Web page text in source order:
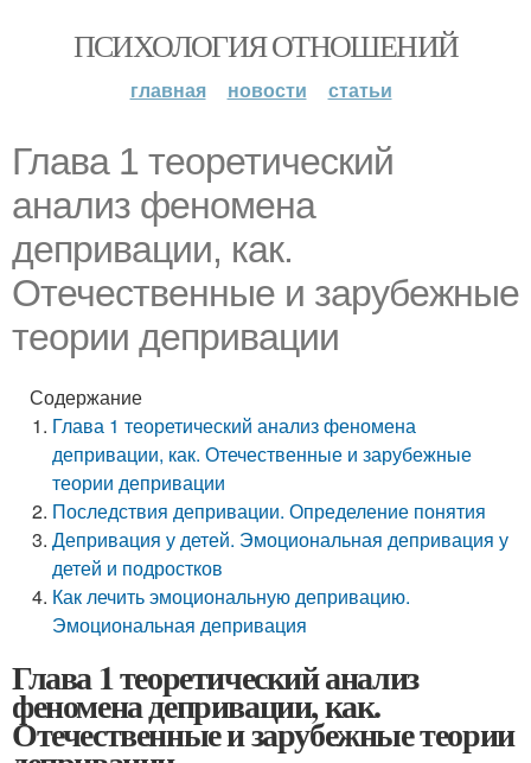
ПСИХОЛОГИЯ ОТНОШЕНИЙ
главная новости статьи
Глава 1 теоретический
анализ феномена
депривации, как.
Отечественные и зарубежные
теории депривации
Содержание
Глава 1 теоретический анализ феномена
депривации, как. Отечественные и зарубежные
теории депривации
Последствия депривации. Определение понятия
Депривация у детей. Эмоциональная депривация у
детей и подростков
Как лечить эмоциональную депривацию.
Эмоциональная депривация
Глава 1 теоретический анализ
феномена депривации, как.
Отечественные и зарубежные теории